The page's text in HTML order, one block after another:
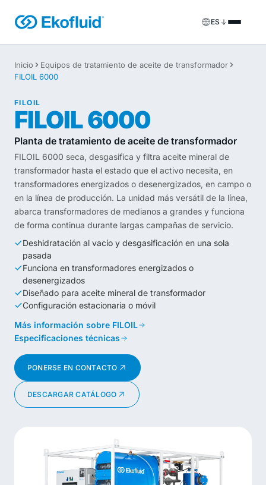
ES
Productos
Equipos de tratamiento de aceite éster
REOIL
Equipos de regeneración de aceite de transformador
ECOIL
Equipos de purificación de aceite de transformador
VACOIL
Equipos de vacío para transformadores
BESPOKE
Servicios in situ
Soluciones de alquiler
Repuestos y soporte
Inicio
Equipos de tratamiento de aceite de transformador
FILOIL 6000
FILOIL
FILOIL 6000
Planta de tratamiento de aceite de transformador
FILOIL 6000 seca, desgasifica y filtra aceite mineral de
transformador hasta el estado que el activo necesita, en
transformadores energizados o desenergizados, en campo o
en la línea de producción. La unidad más versátil de la línea,
abarca transformadores de medianos a grandes y funciona
de forma continua durante largas campañas de servicio.
Deshidratación al vacío y desgasificación en una sola
pasada
Funciona en transformadores energizados o
desenergizados
Diseñado para aceite mineral de transformador
Configuración estacionaria o móvil
Más información sobre FILOIL
Especificaciones técnicas
PONERSE EN CONTACTO
DESCARGAR CATÁLOGO